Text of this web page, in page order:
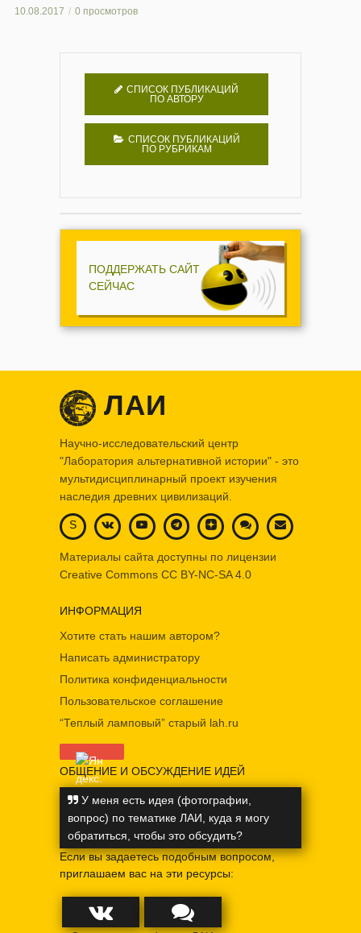
10.08.2017 0 просмотров
СПИСОК ПУБЛИКАЦИЙ
ПО АВТОРУ
СПИСОК ПУБЛИКАЦИЙ
ПО РУБРИКАМ
ПОДДЕРЖАТЬ САЙТ
СЕЙЧАС
ЛАИ
Научно-исследовательский центр
"Лаборатория альтернативной истории" - это
мультидисциплинарный проект изучения
наследия древних цивилизаций.
S
Материалы сайта доступны по лицензии
Creative Commons CC BY-NC-SA 4.0
ИНФОРМАЦИЯ
Хотите стать нашим автором?
Написать администратору
Политика конфиденциальности
Пользовательское соглашение
“Теплый ламповый” старый lah.ru
ОБЩЕНИЕ И ОБСУЖДЕНИЕ ИДЕЙ
У меня есть идея (фотографии,
вопрос) по тематике ЛАИ, куда я могу
обратиться, чтобы это обсудить?
Если вы задаетесь подобным вопросом,
приглашаем вас на эти ресурсы: